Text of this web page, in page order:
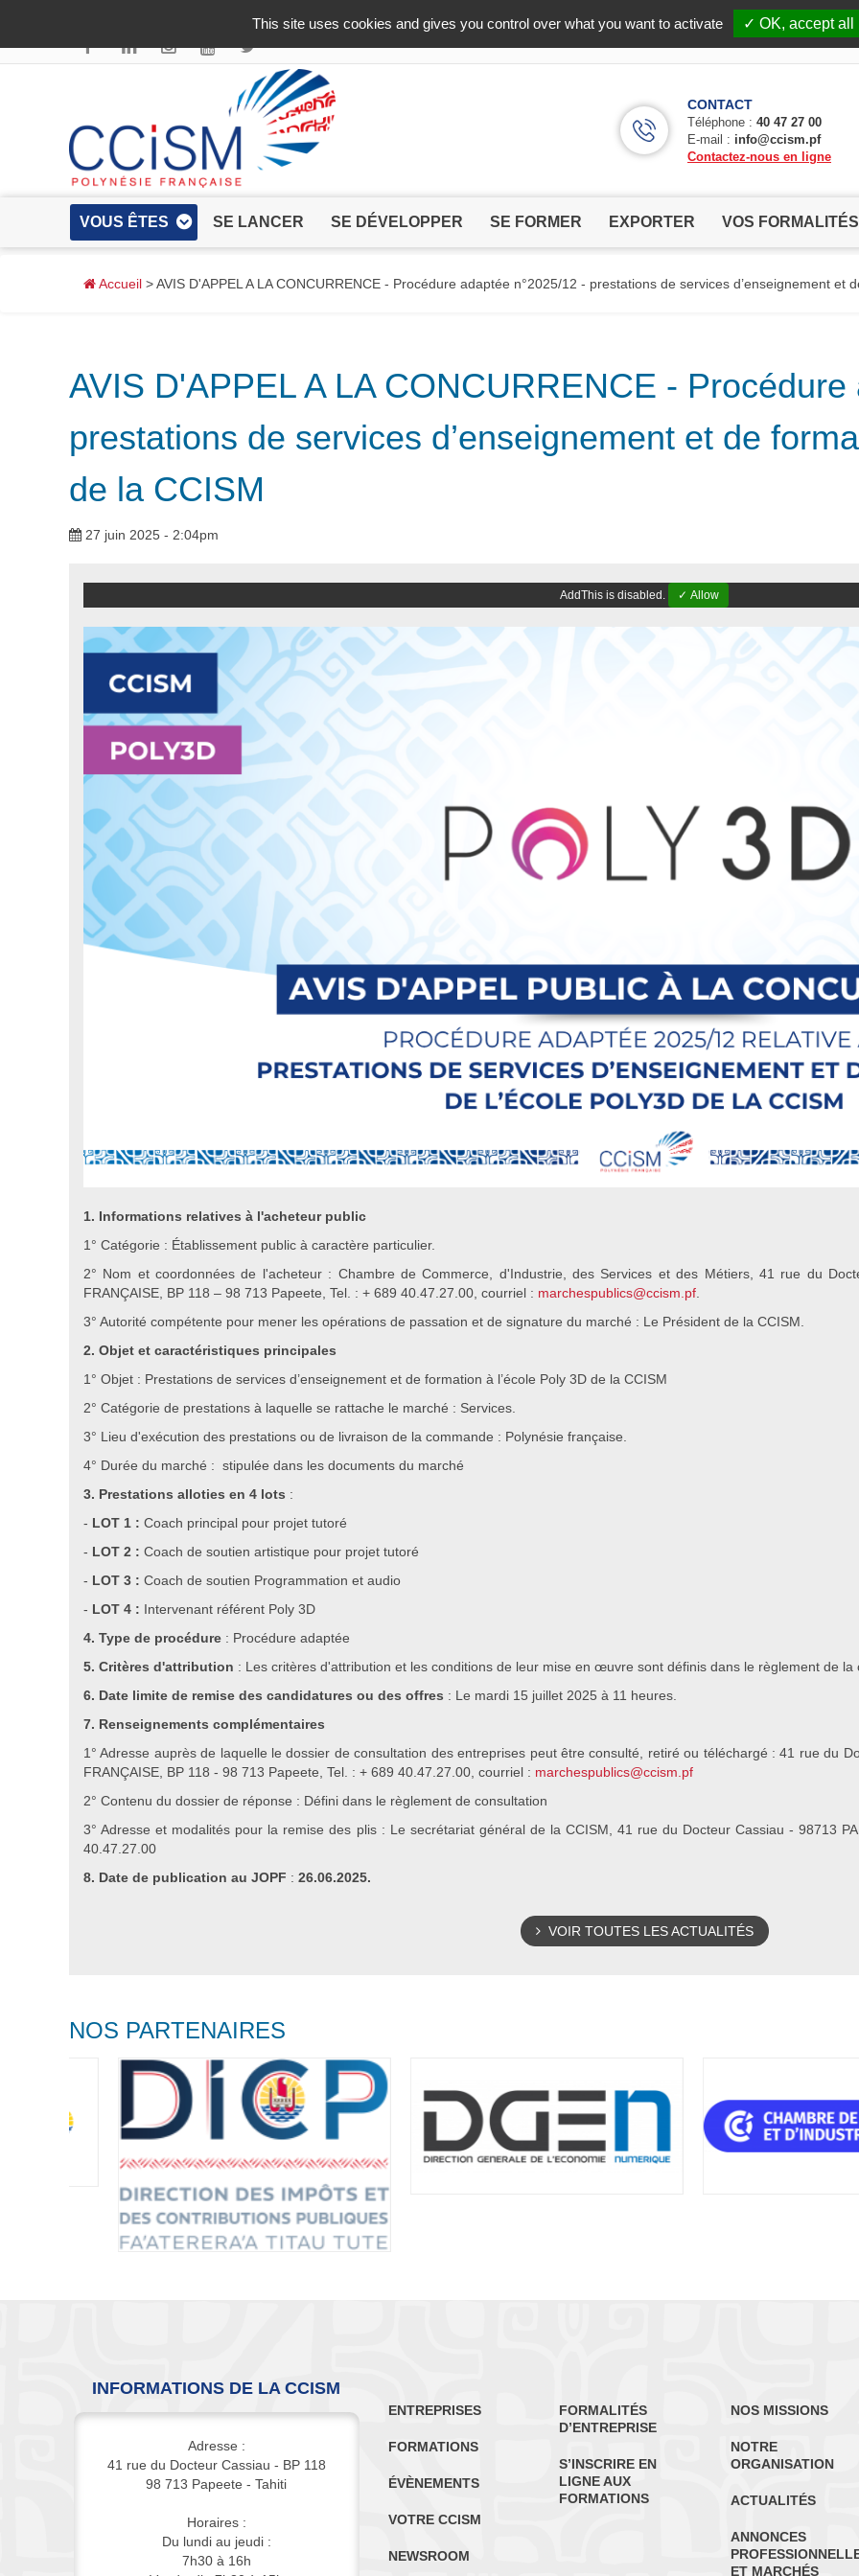
✓ Allow
CONTACT
Téléphone : 40 47 27 00
E-mail : info@ccism.pf
Contactez-nous en ligne
VOUS ÊTES SE LANCER SE DÉVELOPPER SE FORMER EXPORTER VOS FORMALITÉS
Accueil > AVIS D'APPEL A LA CONCURRENCE - Procédure adaptée n°2025/12 - prestations de services d’enseignement et
AVIS D'APPEL A LA CONCURRENCE -
prestations de services d’enseignement et de
de la CCISM
27 juin 2025 - 2:04pm
AddThis is disabled. ✓ Allow
1. Informations relatives à l'acheteur public
1° Catégorie : Établissement public à caractère particulier.
2° Nom et coordonnées de l'acheteur : Chambre de Commerce, d'Industrie, des Services et des Métiers, 41 rue du
FRANÇAISE, BP 118 – 98 713 Papeete, Tel. : + 689 40.47.27.00, courriel : marchespublics@ccism.pf
3° Autorité compétente pour mener les opérations de passation et de signature du marché : Le Président de la CCISM.
2. Objet et caractéristiques principales
1° Objet : Prestations de services d’enseignement et de formation à l’école Poly 3D de la CCISM
2° Catégorie de prestations à laquelle se rattache le marché : Services.
3° Lieu d'exécution des prestations ou de livraison de la commande : Polynésie française.
4° Durée du marché : stipulée dans les documents du marché
3. Prestations alloties en 4 lots :
- LOT 1 : Coach principal pour projet tutoré
- LOT 2 : Coach de soutien artistique pour projet tutoré
- LOT 3 : Coach de soutien Programmation et audio
- LOT 4 : Intervenant référent Poly 3D
4. Type de procédure : Procédure adaptée
5. Critères d'attribution : Les critères d'attribution et les conditions de leur mise en œuvre sont définis dans le règlement de la
6. Date limite de remise des candidatures ou des offres : Le mardi 15 juillet 2025 à 11 heures.
7. Renseignements complémentaires
1° Adresse auprès de laquelle le dossier de consultation des entreprises peut être consulté, retiré ou téléchargé : 41 rue du
FRANÇAISE, BP 118 - 98 713 Papeete, Tel. : + 689 40.47.27.00, courriel : marchespublics@ccism.pf
2° Contenu du dossier de réponse : Défini dans le règlement de consultation
3° Adresse et modalités pour la remise des plis : Le secrétariat général de la CCISM, 41 rue du Docteur Cassiau - 98713
40.47.27.00
8. Date de publication au JOPF : 26.06.2025.
VOIR TOUTES LES ACTUALITÉS
NOS PARTENAIRES
INFORMATIONS DE LA CCISM
Adresse :
41 rue du Docteur Cassiau - BP 118
98 713 Papeete - Tahiti
Horaires :
Du lundi au jeudi :
7h30 à 16h
ENTREPRISES
FORMATIONS
ÉVÈNEMENTS
VOTRE CCISM
NEWSROOM
FORMALITÉS
D’ENTREPRISE
S’INSCRIRE EN
LIGNE AUX
FORMATIONS
NOS MISSIONS
NOTRE
ORGANISATION
ACTUALITÉS
ANNONCES
ET MARCHÉS
This site uses cookies and gives you control over what you want to activate ✓ OK, accept all